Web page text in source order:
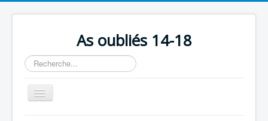
As oubliés 14-18
Rechercher
Basculer
la